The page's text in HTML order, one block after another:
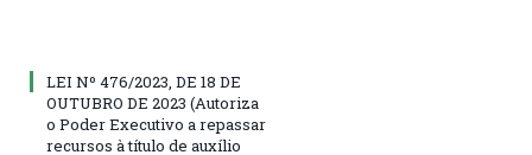
LEI Nº 476/2023, DE 18 DE
OUTUBRO DE 2023 (Autoriza
o Poder Executivo a repassar
recursos à título de auxílio